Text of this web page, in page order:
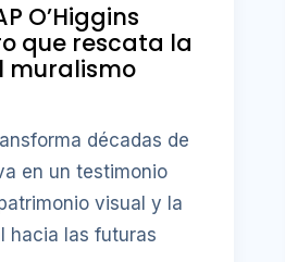
O’Higgins
que rescata la
muralismo
décadas de
en un testimonio
visual y la
hacia las futuras